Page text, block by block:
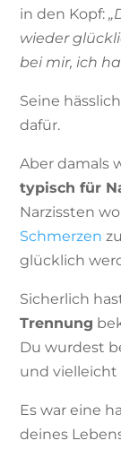
in den Kopf:
wieder
bei mir, ich
Seine
dafür.
Aber damals
typisch für
Narzissten
Schmerzen
glücklich
Sicherlich
Trennung
Du wurdest
und
Es war eine
deines